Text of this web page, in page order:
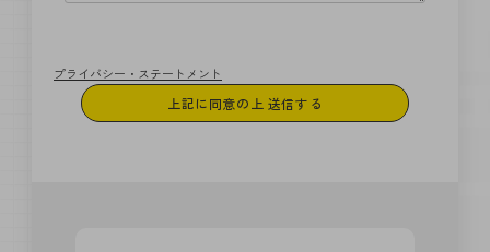
プライバシー・ステートメント